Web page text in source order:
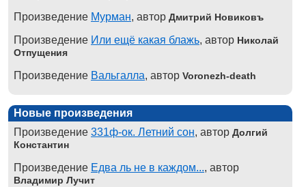
Произведение Мурман, автор Дмитрий Новиковъ
Произведение Или ещё какая блажь, автор Николай
Отпущения
Произведение Вальгалла, автор Voronezh-death
Новые произведения
Произведение 331ф-ок. Летний сон, автор Долгий
Константин
Произведение Едва ль не в каждом..., автор
Владимир Лучит